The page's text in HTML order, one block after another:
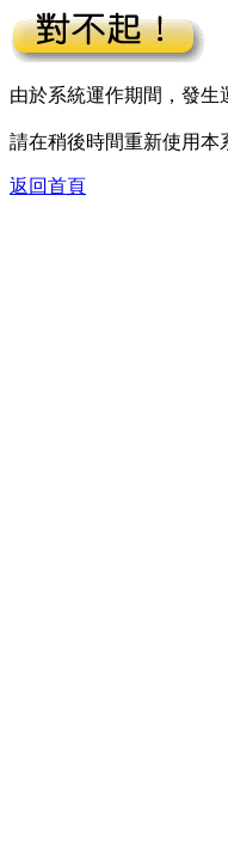
由於系統運作期間，發生
請在稍後時間重新使用本
返回首頁